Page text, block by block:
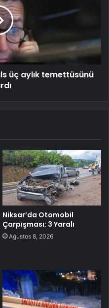
üç aylık temettüsünü
Niksar’da Otomobil
Çarpışması: 3 Yaralı
Ağustos 8, 2026